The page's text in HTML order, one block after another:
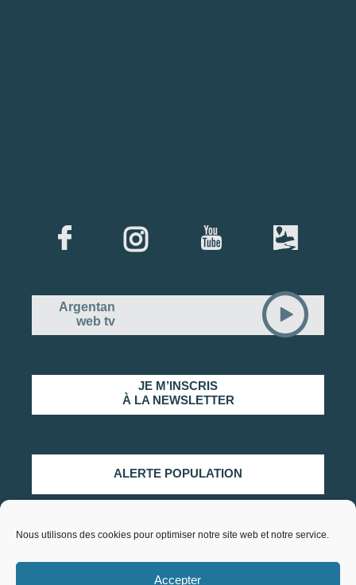
Nous utilisons des cookies pour optimiser notre site web et notre service.
Accepter
Argentan
web tv
JE M’INSCRIS
À LA NEWSLETTER
ALERTE POPULATION
Plan du site
Mentions légales et politique de